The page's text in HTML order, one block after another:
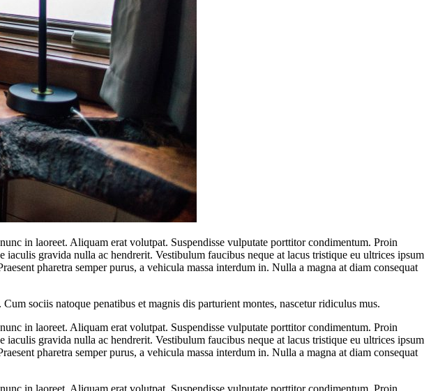
in laoreet. Aliquam erat volutpat. Suspendisse vulputate porttitor condimentum. Proin
gravida nulla ac hendrerit. Vestibulum faucibus neque at lacus tristique eu ultrices ipsum
pharetra semper purus, a vehicula massa interdum in. Nulla a magna at diam consequat
sociis natoque penatibus et magnis dis parturient montes, nascetur ridiculus mus.
in laoreet. Aliquam erat volutpat. Suspendisse vulputate porttitor condimentum. Proin
gravida nulla ac hendrerit. Vestibulum faucibus neque at lacus tristique eu ultrices ipsum
pharetra semper purus, a vehicula massa interdum in. Nulla a magna at diam consequat
in laoreet. Aliquam erat volutpat. Suspendisse vulputate porttitor condimentum. Proin